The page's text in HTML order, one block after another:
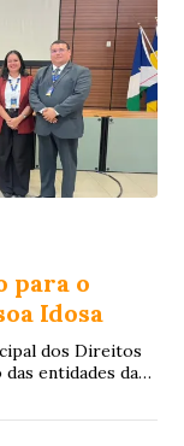
para o
Idosa
dos Direitos
entidades da